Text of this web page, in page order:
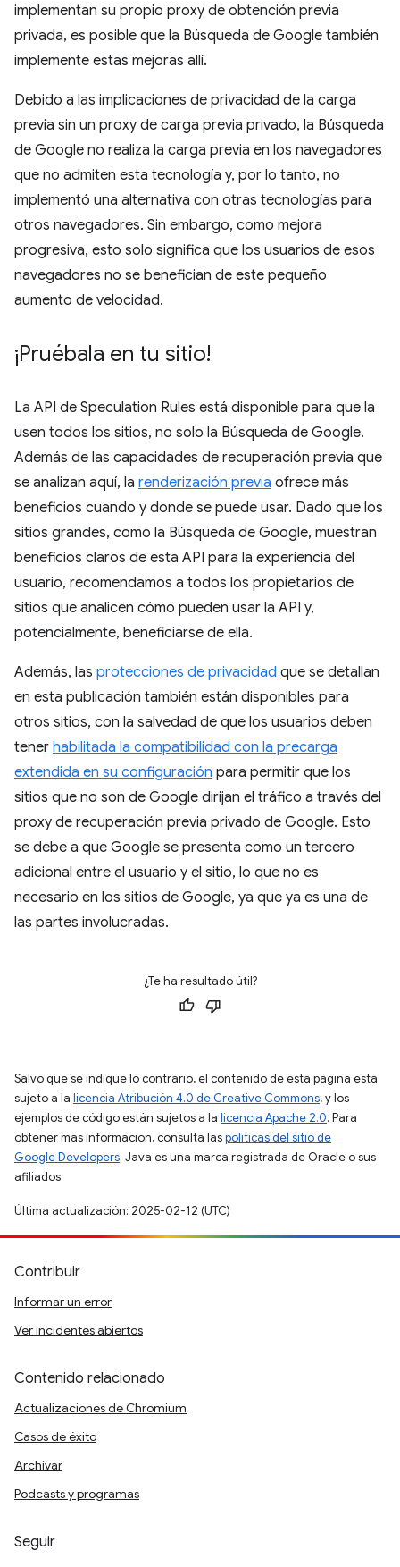
implementan su propio proxy de obtención previa
privada, es posible que la Búsqueda de Google también
implemente estas mejoras allí.
Debido a las implicaciones de privacidad de la carga
previa sin un proxy de carga previa privado, la Búsqueda
de Google no realiza la carga previa en los navegadores
que no admiten esta tecnología y, por lo tanto, no
implementó una alternativa con otras tecnologías para
otros navegadores. Sin embargo, como mejora
progresiva, esto solo significa que los usuarios de esos
navegadores no se benefician de este pequeño
aumento de velocidad.
¡Pruébala en tu sitio!
La API de Speculation Rules está disponible para que la
usen todos los sitios, no solo la Búsqueda de Google.
Además de las capacidades de recuperación previa que
se analizan aquí, la renderización previa ofrece más
beneficios cuando y donde se puede usar. Dado que los
sitios grandes, como la Búsqueda de Google, muestran
beneficios claros de esta API para la experiencia del
usuario, recomendamos a todos los propietarios de
sitios que analicen cómo pueden usar la API y,
potencialmente, beneficiarse de ella.
Además, las protecciones de privacidad que se detallan
en esta publicación también están disponibles para
otros sitios, con la salvedad de que los usuarios deben
tener habilitada la compatibilidad con la precarga
extendida en su configuración para permitir que los
sitios que no son de Google dirijan el tráfico a través del
proxy de recuperación previa privado de Google. Esto
se debe a que Google se presenta como un tercero
adicional entre el usuario y el sitio, lo que no es
necesario en los sitios de Google, ya que ya es una de
las partes involucradas.
¿Te ha resultado útil?
Salvo que se indique lo contrario, el contenido de esta página está
sujeto a la licencia Atribución 4.0 de Creative Commons, y los
ejemplos de código están sujetos a la licencia Apache 2.0. Para
obtener más información, consulta laspolíticas del sitio de
Google Developers. Java es una marca registrada de Oracle o sus
afiliados.
Última actualización: 2025-02-12 (UTC)
Contribuir
Informar un error
Ver incidentes abiertos
Contenido relacionado
Actualizaciones de Chromium
Casos de éxito
Archivar
Podcasts y programas
Seguir